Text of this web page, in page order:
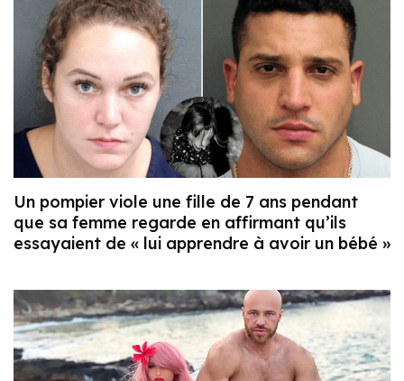
Un pompier viole une fille de 7 ans pendant
que sa femme regarde en affirmant qu’ils
essayaient de « lui apprendre à avoir un bébé »